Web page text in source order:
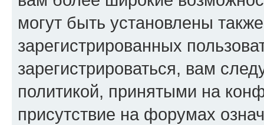
могут быть установлены
зарегистрированных
зарегистрироваться, вам
политикой, принятыми на
присутствие на форумах